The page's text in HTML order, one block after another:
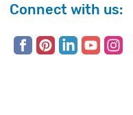
Connect with us: